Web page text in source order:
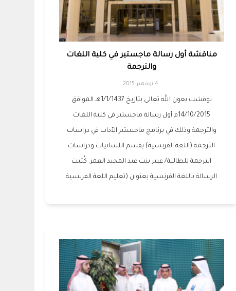
مناقشة أول رسالة ماجستير في كلية اللغات
والترجمة
4 نوفمبر 2015
نوقشت بعون الله تعالى بتاريخ 1/1/1437هـ الموافق
14/10/2015م أول رسالة ماجستير في كلية اللغات
والترجمة وذلك في برنامج ماجستير الآداب في دراسات
الترجمة (اللغة الفرنسية) بقسم اللسانيات ودراسات
الترجمة للطالبة/ عبير بنت عبد المجيد العمر. كُتبت
الرسالة باللغة الفرنسية بعنوان (تعليم اللغة الفرنسية